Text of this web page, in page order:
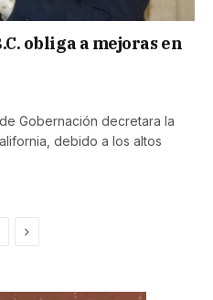
obliga a mejoras en
Gobernación decretara la
debido a los altos
Next